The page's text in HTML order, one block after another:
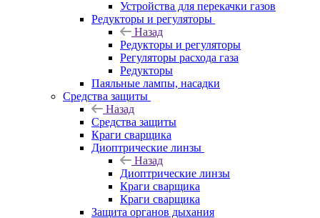
Устройства для перекачки газов
Редукторы и регуляторы
Назад
Редукторы и регуляторы
Регуляторы расхода газа
Редукторы
Паяльные лампы, насадки
Средства защиты
Назад
Средства защиты
Краги сварщика
Диоптрические линзы
Назад
Диоптрические линзы
Краги сварщика
Краги сварщика
Защита органов дыхания